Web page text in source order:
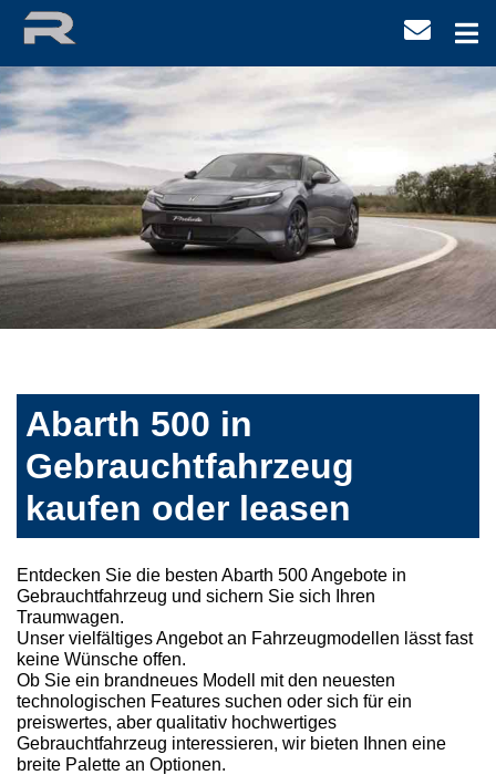
Abarth 500 in
Gebrauchtfahrzeug
kaufen oder leasen
Entdecken Sie die besten Abarth 500 Angebote in
Gebrauchtfahrzeug und sichern Sie sich Ihren
Traumwagen.
Unser vielfältiges Angebot an Fahrzeugmodellen lässt fast
keine Wünsche offen.
Ob Sie ein brandneues Modell mit den neuesten
technologischen Features suchen oder sich für ein
preiswertes, aber qualitativ hochwertiges
Gebrauchtfahrzeug interessieren, wir bieten Ihnen eine
breite Palette an Optionen.